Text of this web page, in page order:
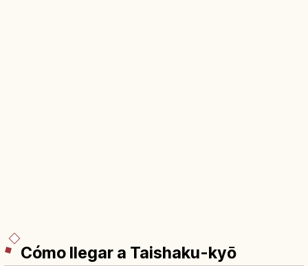
Cómo llegar a Taishaku-kyō